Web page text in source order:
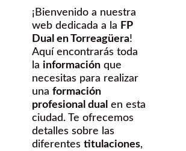
¡Bienvenido a nuestra
web dedicada a la FP
Dual en Torreagüera!
Aquí encontrarás toda
la información que
necesitas para realizar
una formación
profesional dual en esta
ciudad. Te ofrecemos
detalles sobre las
diferentes titulaciones,